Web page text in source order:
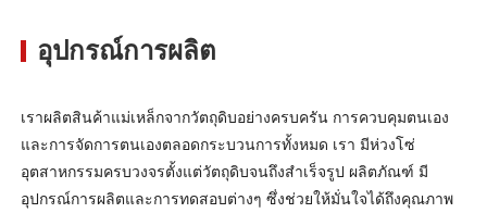
อุปกรณ์การผลิต
เราผลิตสินค้าแม่เหล็กจากวัตถุดิบอย่างครบครัน การควบคุมตนเอง
และการจัดการตนเองตลอดกระบวนการทั้งหมด เรา มีห่วงโซ่
อุตสาหกรรมครบวงจรตั้งแต่วัตถุดิบจนถึงสำเร็จรูป ผลิตภัณฑ์ มี
อุปกรณ์การผลิตและการทดสอบต่างๆ ซึ่งช่วยให้มั่นใจได้ถึงคุณภาพ